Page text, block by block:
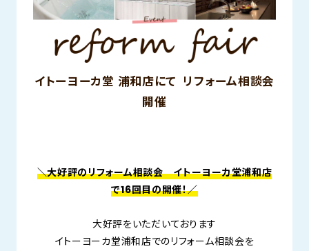
イトーヨーカ堂 浦和店にて リフォーム相談会
開催
＼大好評のリフォーム相談会 イトーヨーカ堂浦和店
で16回目の開催！／
大好評をいただいております
イトーヨーカ堂浦和店でのリフォーム相談会を